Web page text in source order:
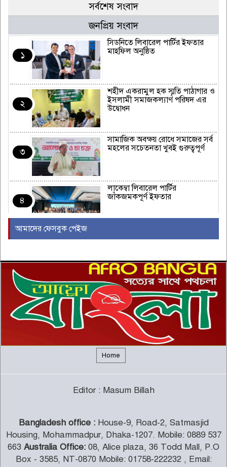
সর্বশেষ সংবাদ
জনপ্রিয় সংবাদ
১
সিডনিতে লিবারেল পার্টির ইফতার
মাহফিল অনুষ্ঠিত
২
শহীদ একরামুল হক স্মৃতি পাঠাগার ও
ইসলামী সমাজকল্যাণ পরিষদ এর
উদ্বোধন
৩
সামাজিক অবক্ষয় রোধে সমাজের সর্ব
মহলের সচেতনতা খুবই গুরুত্বপূর্ণ
৪
লাকেম্বা লিবারেল পার্টির
জাঁকজমকপূর্ণ ইফতার
৬
ইউরোপীয় ইউনিয়নভুক্ত রাষ্ট্রদূতদের
সঙ্গে জামায়াতে আমিরের বৈঠক
৭
দক্ষিণ আফ্রিকায় সিরাতুবন্নী (সা.)
মাহফিল অনুষ্ঠিত
৯
জামায়াত-শিবির নিষিদ্ধের প্রজ্ঞাপন
প্রত্যাহার
আমাদের ফেসবুক পেইজ
Home
Editor : Masum Billah
Bangladesh office :House-9, Road-2, Satmasjid
Housing, Mohammadpur, Dhaka-1207. Mobile: 0889 537
663 Australia Office: 08, Alice plaza, 36 Todd Mall, P.O
Box - 3585, NT-0870 Mobile: 01758-222232 , Email: